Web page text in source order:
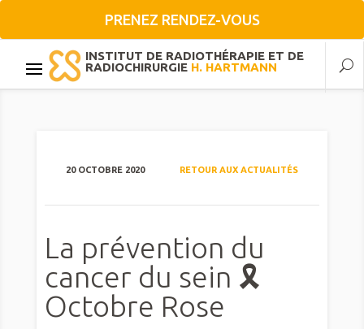
PRENEZ RENDEZ-VOUS
INSTITUT DE RADIOTHÉRAPIE ET DE
RADIOCHIRURGIE H. HARTMANN
20 OCTOBRE 2020 RETOUR AUX ACTUALITÉS
La prévention du
cancer du sein 🎗️
Octobre Rose